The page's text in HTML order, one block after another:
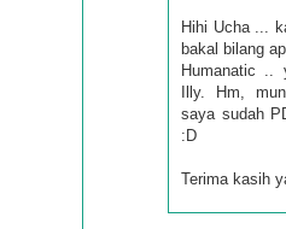
Hihi Ucha ...
bakal bilang
Humanatic ..
Illy. Hm,
saya sudah
:D
Terima kasih